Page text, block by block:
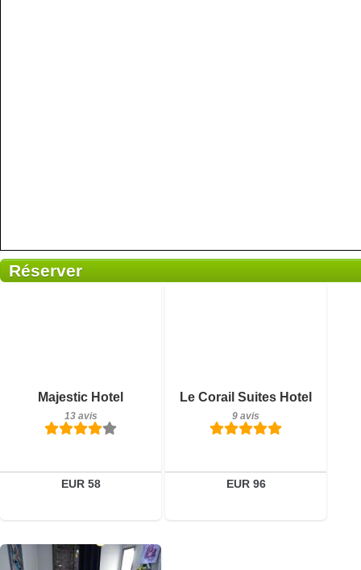
Réserver
Majestic Hotel
13 avis
EUR 58
13 avis
Réserver
Le Corail Suites Hotel
9 avis
EUR 96
Détails
Réserver